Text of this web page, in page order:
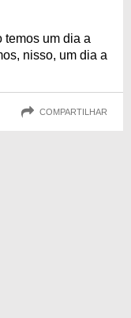
temos um dia a
nisso, um dia a
COMPARTILHAR